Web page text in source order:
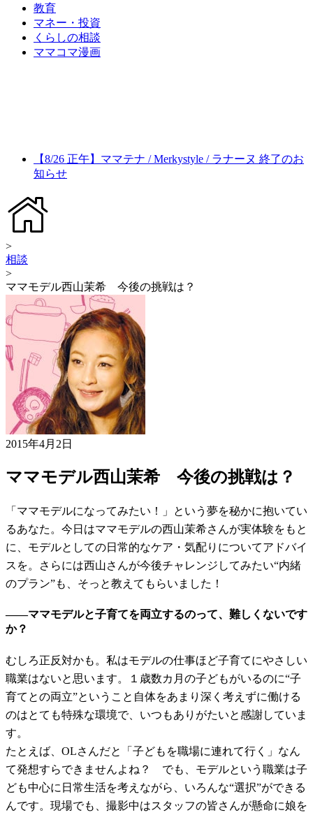
教育
マネー・投資
くらしの相談
ママコマ漫画
【8/26 正午】ママテナ / Merkystyle / ラナーヌ 終了のお
知らせ
>
相談
>
ママモデル西山茉希 今後の挑戦は？
2015年4月2日
ママモデル西山茉希 今後の挑戦は？
「ママモデルになってみたい！」という夢を秘かに抱いてい
るあなた。今日はママモデルの西山茉希さんが実体験をもと
に、モデルとしての日常的なケア・気配りについてアドバイ
スを。さらには西山さんが今後チャレンジしてみたい“内緒
のプラン”も、そっと教えてもらいました！
――ママモデルと子育てを両立するのって、難しくないです
か？
むしろ正反対かも。私はモデルの仕事ほど子育てにやさしい
職業はないと思います。１歳数カ月の子どもがいるのに“子
育てとの両立”ということ自体をあまり深く考えずに働ける
のはとても特殊な環境で、いつもありがたいと感謝していま
す。
たとえば、OLさんだと「子どもを職場に連れて行く」なん
て発想すらできませんよね？ でも、モデルという職業は子
ども中心に日常生活を考えながら、いろんな“選択”ができる
んです。現場でも、撮影中はスタッフの皆さんが懸命に娘を